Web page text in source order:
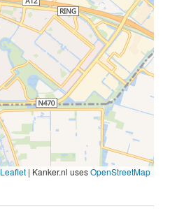
Leaflet | Kanker.nl usesOpenStreetMap